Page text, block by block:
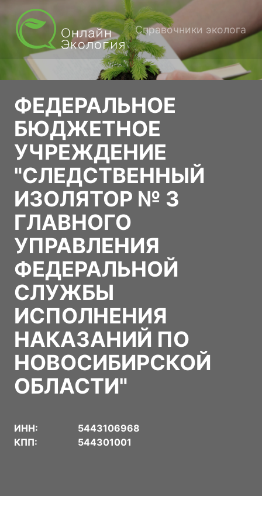
Справочники эколога
ФЕДЕРАЛЬНОЕ
БЮДЖЕТНОЕ
УЧРЕЖДЕНИЕ
"СЛЕДСТВЕННЫЙ
ИЗОЛЯТОР № 3
ГЛАВНОГО
УПРАВЛЕНИЯ
ФЕДЕРАЛЬНОЙ
СЛУЖБЫ
ИСПОЛНЕНИЯ
НАКАЗАНИЙ ПО
НОВОСИБИРСКОЙ
ОБЛАСТИ"
ИНН:
5443106968
КПП:
544301001